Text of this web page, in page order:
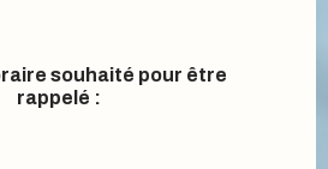
souhaité pour être
rappelé :